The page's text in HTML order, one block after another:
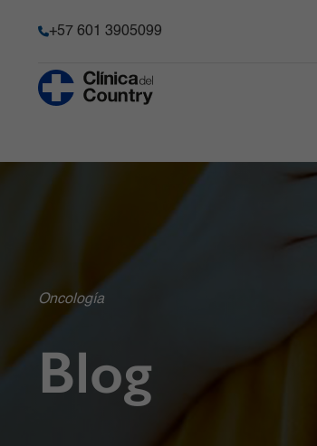
+57 601 3905099
Acreditación
Información de
Solicitudes
Chequeo Médico Ejecutivo
Cirugía Bariátrica y Metabólica
Cirugía robótica
Gastroenterología
Oncología
Blog